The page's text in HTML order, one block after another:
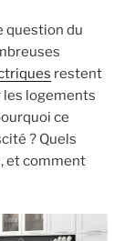
question du
restent
les logements
ce
? Quels
et comment